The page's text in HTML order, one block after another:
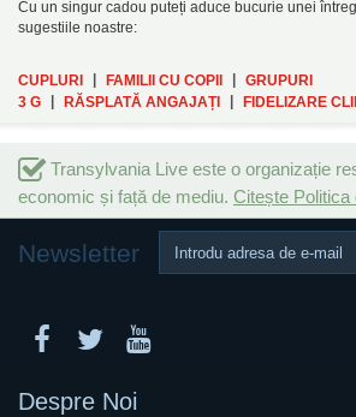
Cu un singur cadou puteți aduce bucurie unei
sugestiile noastre:
CUPLURI FAMILII CU COPII
GRUPURI
3 G
RĂSPLATĂ ANGAJAȚI FIDELIZARE
Transylvania Live este o organizație
economic și față de mediu. Citește Politica
Newsletter
Despre Noi